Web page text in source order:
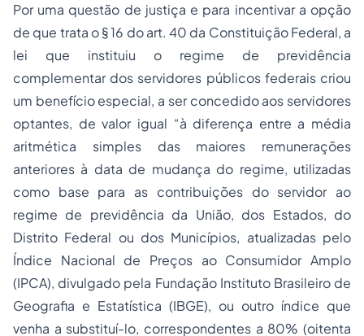
Por uma questão de justiça e para incentivar a opção
de que trata o § 16 do art. 40 da Constituição Federal, a
lei que instituiu o regime de previdência
complementar dos servidores públicos federais criou
um benefício especial, a ser concedido aos servidores
optantes, de valor igual “à diferença entre a média
aritmética simples das maiores remunerações
anteriores à data de mudança do regime, utilizadas
como base para as contribuições do servidor ao
regime de previdência da União, dos Estados, do
Distrito Federal ou dos Municípios, atualizadas pelo
Índice Nacional de Preços ao Consumidor Amplo
(IPCA), divulgado pela Fundação Instituto Brasileiro de
Geografia e Estatística (IBGE), ou outro índice que
venha a substituí-lo, correspondentes a 80% (oitenta